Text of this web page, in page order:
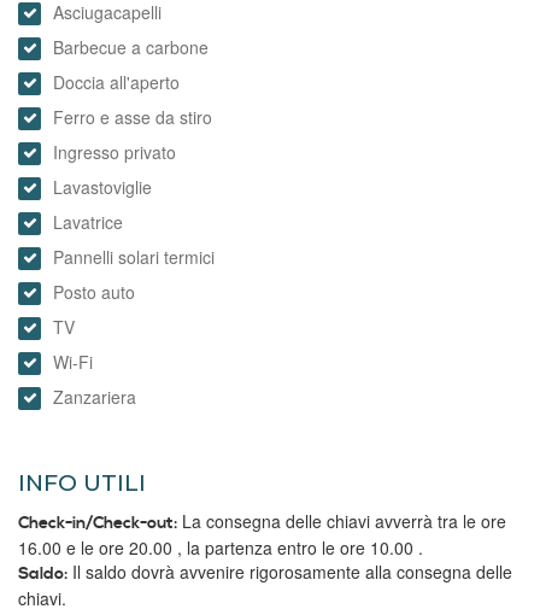
Asciugacapelli
Barbecue a carbone
Doccia all'aperto
Ferro e asse da stiro
Ingresso privato
Lavastoviglie
Lavatrice
Pannelli solari termici
Posto auto
TV
Wi-Fi
Zanzariera
INFO UTILI
Check-in/Check-out: La consegna delle chiavi avverrà tra le ore
16.00 e le ore 20.00 , la partenza entro le ore 10.00 .
Saldo: Il saldo dovrà avvenire rigorosamente alla consegna delle
chiavi.